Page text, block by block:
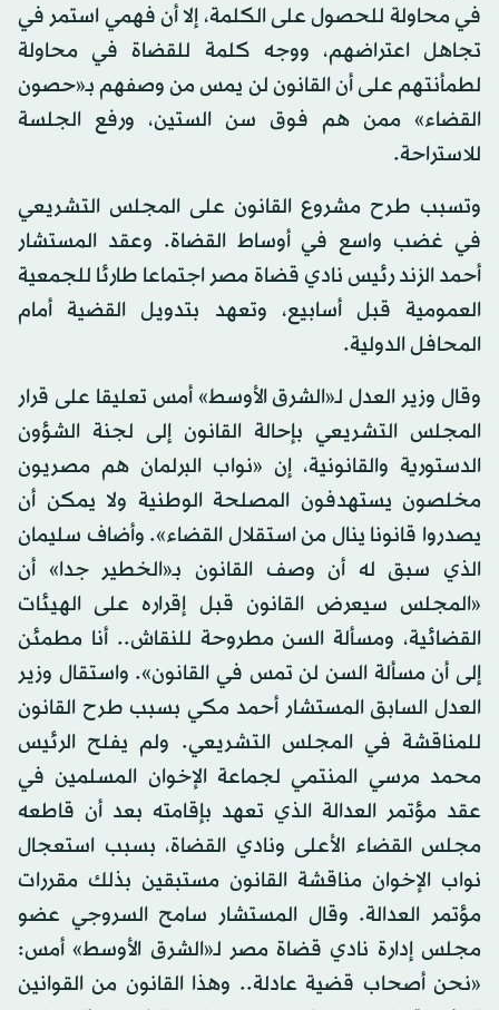
في محاولة للحصول على الكلمة، إلا أن فهمي استمر في
تجاهل اعتراضهم، ووجه كلمة للقضاة في محاولة
لطمأنتهم على أن القانون لن يمس من وصفهم بـ«حصون
القضاء» ممن هم فوق سن الستين، ورفع الجلسة
للاستراحة.
وتسبب طرح مشروع القانون على المجلس التشريعي
في غضب واسع في أوساط القضاة. وعقد المستشار
أحمد الزند رئيس نادي قضاة مصر اجتماعا طارئا للجمعية
العمومية قبل أسابيع، وتعهد بتدويل القضية أمام
المحافل الدولية.
وقال وزير العدل لـ«الشرق الأوسط» أمس تعليقا على قرار
المجلس التشريعي بإحالة القانون إلى لجنة الشؤون
الدستورية والقانونية، إن «نواب البرلمان هم مصريون
مخلصون يستهدفون المصلحة الوطنية ولا يمكن أن
يصدروا قانونا ينال من استقلال القضاء». وأضاف سليمان
الذي سبق له أن وصف القانون بـ«الخطير جدا» أن
«المجلس سيعرض القانون قبل إقراره على الهيئات
القضائية، ومسألة السن مطروحة للنقاش.. أنا مطمئن
إلى أن مسألة السن لن تمس في القانون». واستقال وزير
العدل السابق المستشار أحمد مكي بسبب طرح القانون
للمناقشة في المجلس التشريعي. ولم يفلح الرئيس
محمد مرسي المنتمي لجماعة الإخوان المسلمين في
عقد مؤتمر العدالة الذي تعهد بإقامته بعد أن قاطعه
مجلس القضاء الأعلى ونادي القضاة، بسبب استعجال
نواب الإخوان مناقشة القانون مستبقين بذلك مقررات
مؤتمر العدالة. وقال المستشار سامح السروجي عضو
مجلس إدارة نادي قضاة مصر لـ«الشرق الأوسط» أمس:
«نحن أصحاب قضية عادلة.. وهذا القانون من القوانين